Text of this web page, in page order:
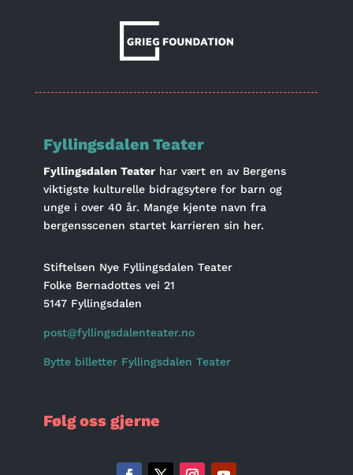
Fyllingsdalen Teater
Fyllingsdalen Teaterhar vært en av Bergens
viktigste kulturelle bidragsytere for barn og
unge i over 40 år. Mange kjente navn fra
bergensscenen startet karrieren sin her.
Stiftelsen Nye Fyllingsdalen Teater
Folke Bernadottes vei 21
5147 Fyllingsdalen
post@fyllingsdalenteater.no
Bytte billetter Fyllingsdalen Teater
Følg oss gjerne